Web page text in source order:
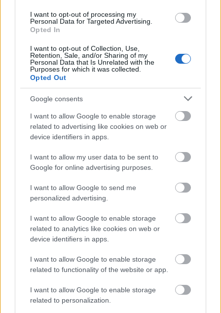
I want to opt-out of processing my
Personal Data for Targeted Advertising.
Opted In
I want to opt-out of Collection, Use,
Retention, Sale, and/or Sharing of my
Personal Data that Is Unrelated with the
Purposes for which it was collected.
Opted Out
Google consents
I want to allow Google to enable storage
related to advertising like cookies on web or
device identifiers in apps.
I want to allow my user data to be sent to
Google for online advertising purposes.
I want to allow Google to send me
personalized advertising.
I want to allow Google to enable storage
related to analytics like cookies on web or
device identifiers in apps.
I want to allow Google to enable storage
related to functionality of the website or app.
I want to allow Google to enable storage
related to personalization.
Kecskeméten is szakirányú továbbképzésekkel erősít a Gál
Ferenc Egyetem
Kiemelt fontosságú a Gál Ferenc Egyetem számára a jövőbe
mutató szakmai felkészültség átadása, a folyamatos szakmai
fejlődés támogatása.
A LAKOSSÁGRA IS FONTOS SZEREP HÁRUL A
SZÚNYOGINVÁZIÓ ELKERÜLÉSÉBEN
TÚLFOGYASZTÁS NAPJA - JÚLIUS 30-RA
FELHASZNÁLTA AZ EMBERISÉG A FÖLD EGÉSZ